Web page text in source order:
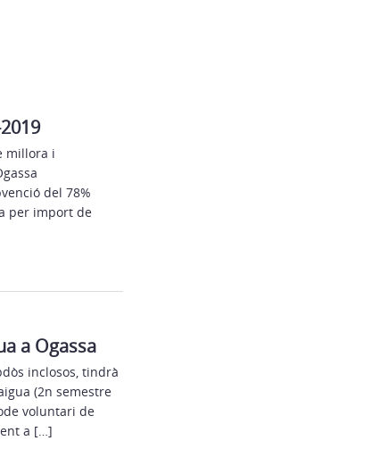
millora i
del 78%
per import de
a Ogassa
inclosos, tindrà
(2n semestre
voluntari de
a […]